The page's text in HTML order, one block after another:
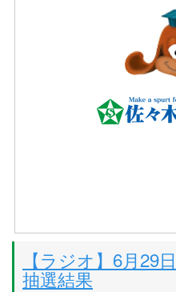
【ラジオ】6月29
抽選結果